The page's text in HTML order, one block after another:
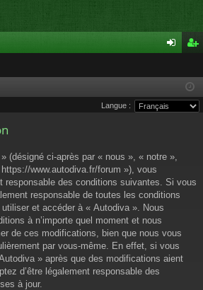
cri
pti
Langue :
(désigné ci-après par « nous », « notre »,
www.autodiva.fr/forum »), vous
responsable des conditions suivantes. Si vous
responsable de toutes les conditions
et accéder à « Autodiva ». Nous
à n’importe quel moment et nous
de ces modifications, bien que nous vous
par vous-même. En effet, si vous
» après que des modifications aient
d’être légalement responsable des
à jour.